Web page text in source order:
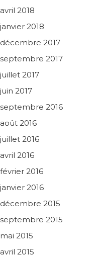
avril 2018
janvier 2018
décembre 2017
septembre 2017
juillet 2017
juin 2017
septembre 2016
août 2016
juillet 2016
avril 2016
février 2016
janvier 2016
décembre 2015
septembre 2015
mai 2015
avril 2015